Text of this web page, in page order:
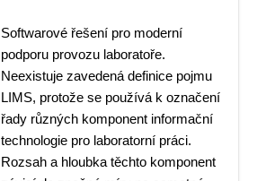
Softwarové řešení pro moderní
podporu provozu laboratoře.
Neexistuje zavedená definice pojmu
LIMS, protože se používá k označení
řady různých komponent informační
technologie pro laboratorní práci.
Rozsah a hloubka těchto komponent